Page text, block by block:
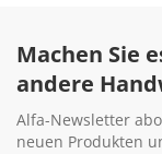
Machen Sie
andere
Alfa-Newsletter
neuen Produkten